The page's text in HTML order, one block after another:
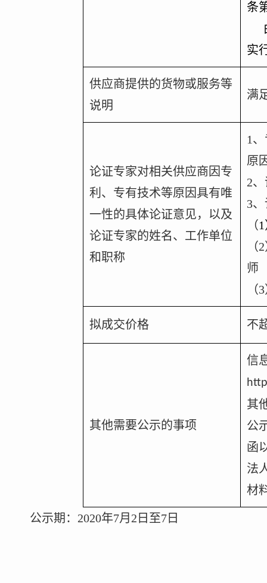
条
实
供应商提供的货物或服务等
说明
满
论证专家对相关供应商因专
利、专有技术等原因具有唯
一性的具体论证意见，以及
论证专家的姓名、工作单位
和职称
1
原
2
3
（1
师
拟成交价格 不
其他需要公示的事项
信
其
公
函
法
材
公示期： 2020年7月 2 日 至7 日